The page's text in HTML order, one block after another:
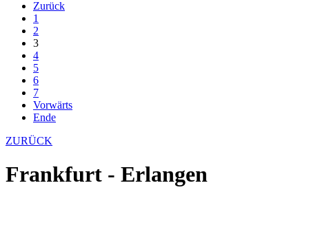
Zurück
1
2
3
4
5
6
7
Vorwärts
Ende
ZURÜCK
Frankfurt - Erlangen